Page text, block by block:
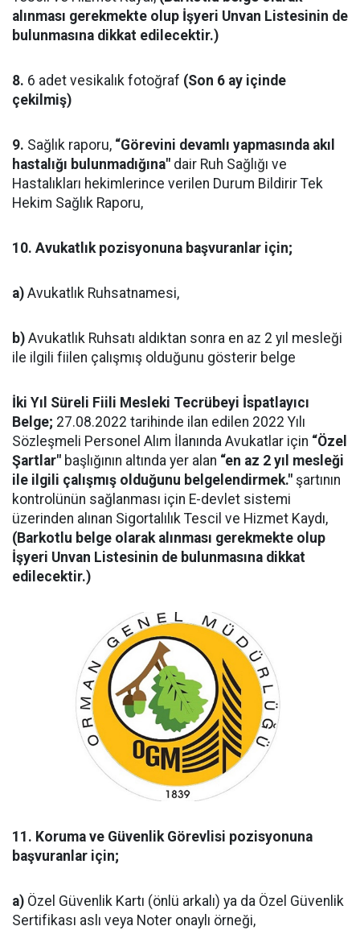
alınması gerekmekte olup İşyeri Unvan Listesinin de
bulunmasına dikkat edilecektir.)
8. 6 adet vesikalık fotoğraf (Son 6 ay içinde
çekilmiş)
9. Sağlık raporu, “Görevini devamlı yapmasında akıl
hastalığı bulunmadığına" dair Ruh Sağlığı ve
Hastalıkları hekimlerince verilen Durum Bildirir Tek
Hekim Sağlık Raporu,
10. Avukatlık pozisyonuna başvuranlar için;
a) Avukatlık Ruhsatnamesi,
b) Avukatlık Ruhsatı aldıktan sonra en az 2 yıl mesleği
ile ilgili fiilen çalışmış olduğunu gösterir belge
İki Yıl Süreli Fiili Mesleki Tecrübeyi İspatlayıcı
Belge; 27.08.2022 tarihinde ilan edilen 2022 Yılı
Sözleşmeli Personel Alım İlanında Avukatlar için “Özel
Şartlar" başlığının altında yer alan “en az 2 yıl mesleği
ile ilgili çalışmış olduğunu belgelendirmek." şartının
kontrolünün sağlanması için E-devlet sistemi
üzerinden alınan Sigortalılık Tescil ve Hizmet Kaydı,
(Barkotlu belge olarak alınması gerekmekte olup
İşyeri Unvan Listesinin de bulunmasına dikkat
edilecektir.)
11. Koruma ve Güvenlik Görevlisi pozisyonuna
başvuranlar için;
a) Özel Güvenlik Kartı (önlü arkalı) ya da Özel Güvenlik
Sertifikası aslı veya Noter onaylı örneği,